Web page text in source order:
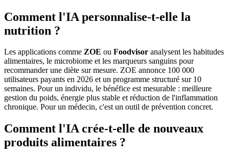
Comment l'IA personnalise-t-elle la
nutrition ?
Les applications comme ZOE ou Foodvisor analysent les habitudes
alimentaires, le microbiome et les marqueurs sanguins pour
recommander une diète sur mesure. ZOE annonce 100 000
utilisateurs payants en 2026 et un programme structuré sur 10
semaines. Pour un individu, le bénéfice est mesurable : meilleure
gestion du poids, énergie plus stable et réduction de l'inflammation
chronique. Pour un médecin, c'est un outil de prévention concret.
Comment l'IA crée-t-elle de nouveaux
produits alimentaires ?